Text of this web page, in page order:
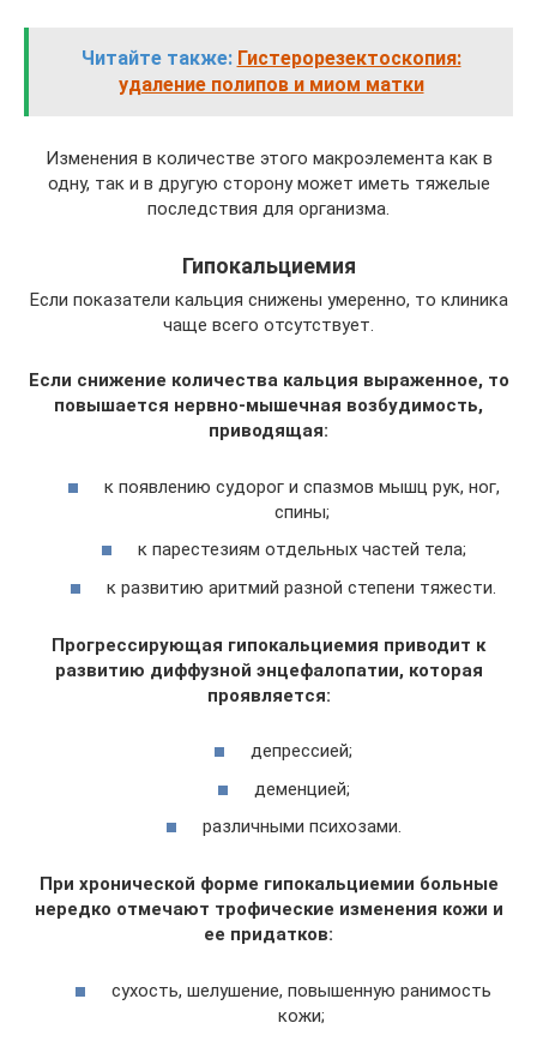
Читайте также: Гистерорезектоскопия:
удаление полипов и миом матки
Изменения в количестве этого макроэлемента как в
одну, так и в другую сторону может иметь тяжелые
последствия для организма.
Гипокальциемия
Если показатели кальция снижены умеренно, то клиника
чаще всего отсутствует.
Если снижение количества кальция выраженное, то
повышается нервно-мышечная возбудимость,
приводящая:
к появлению судорог и спазмов мышц рук, ног,
спины;
к парестезиям отдельных частей тела;
к развитию аритмий разной степени тяжести.
Прогрессирующая гипокальциемия приводит к
развитию диффузной энцефалопатии, которая
проявляется:
депрессией;
деменцией;
различными психозами.
При хронической форме гипокальциемии больные
нередко отмечают трофические изменения кожи и
ее придатков:
сухость, шелушение, повышенную ранимость
кожи;